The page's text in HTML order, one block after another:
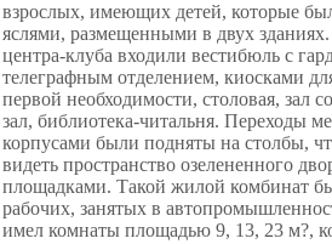
взрослых, имеющих детей, которые
яслями, размещенными в двух зданиях.
центра-клуба входили вестибюль с
телеграфным отделением, киосками
первой необходимости, столовая, зал
зал, библиотека-читальня. Переходы
корпусами были подняты на столбы,
видеть пространство озелененного
площадками. Такой жилой комбинат
рабочих, занятых в
имел комнаты площадью 9, 13, 23 м?,